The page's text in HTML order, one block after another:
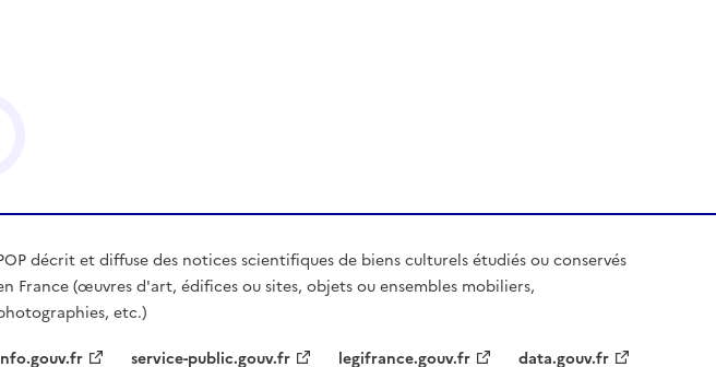
décrit et diffuse des notices scientifiques de biens culturels étudiés ou conservés
France (œuvres d'art, édifices ou sites, objets ou ensembles mobiliers,
etc.)
service-public.gouv.fr legifrance.gouv.fr data.gouv.fr